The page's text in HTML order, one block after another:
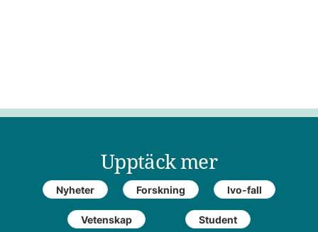
Upptäck mer
Nyheter Forskning Ivo-fall
Vetenskap Student